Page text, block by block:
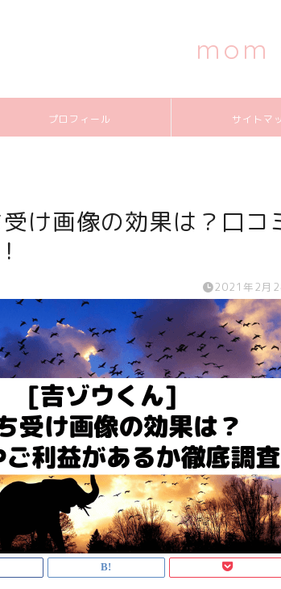
mom
プロフィール サイトマ
け画像の効果は？口コ
2021年2月